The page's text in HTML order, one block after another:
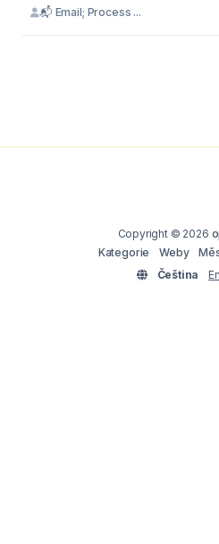
📬 Email; Process ...
Copyright © 2026
Kategorie
Weby
Čeština